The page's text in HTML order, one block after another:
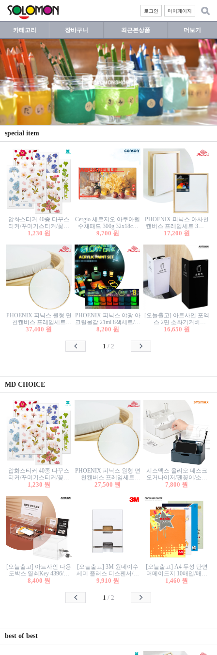
마이페이지
로그인
카테고리 장바구니 최근본상품 더보기
special item
압화스티커 40종 다꾸스
티커/꾸미기스티커/꽃스
티커/압화꽃책갈피/팬시
1,230 원
Cergio 세르지오 아쿠아렐
수채패드 300g 32x18cm
12매 1면제본
9,700 원
PHOENIX 피닉스 아사천
캔버스 프레임세트 3호F
27.3x22cm 캔버스와 올림
17,200 원
PHOENIX 피닉스 원형 면
천캔버스 프레임세트
40cm/원형캔버스/플로팅
37,400 원
PHOENIX 피닉스 야광 아
크릴물감 21ml 8색세트/야
광물감
8,200 원
[오늘출고] 아트사인 포멕
스 2면 소화기커버
1470/1471/소화기커버/소
함/소화기거치대/소화기
16,650 원
1 / 2
MD CHOICE
압화스티커 40종 다꾸스
티커/꾸미기스티커/꽃스
티커/압화꽃책갈피/팬시
1,230 원
PHOENIX 피닉스 원형 면
천캔버스 프레임세트
30cm/원형캔버스/플로팅
27,500 원
시스맥스 올리오 데스크
오거나이저/펜꽂이/소품
꽂이/소품함/정리함/수납
7,800 원
[오늘출고] 아트사인 다용
도박스 열쇠Key 4396/투
표함/건의함/모금함/응모
8,400 원
[오늘출고] 3M 원데이수
세미 플러스 디스펜서/소
프트수세미5매+강력수세
9,910 원
[오늘출고] A4 두성 단면
머메이드지 10매입/매직
터치/색지/색상지/색복사
칼라색지/고급복사지
1,460 원
1 / 2
best of best